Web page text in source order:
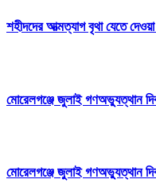
‎শহীদদের আত্মত্যাগ বৃথা যেতে
মোরেলগঞ্জে জুলাই গণঅভ্যুত্থান
মোরেলগঞ্জে জুলাই গণঅভ্যুত্থান